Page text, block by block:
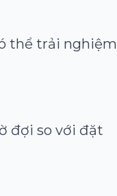
thể trải nghiệm
đợi so với đặt